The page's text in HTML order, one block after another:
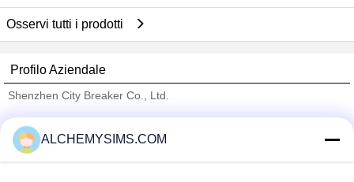
Osservi tutti i prodotti
Profilo Aziendale
Shenzhen City Breaker Co., Ltd.
Trust Seal
Verified Suplier
ALCHEMYSIMS.COM